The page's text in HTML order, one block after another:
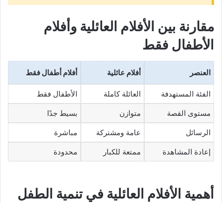
مقارنة بين الأفلام العائلية وأفلام
الأطفال فقط
العنصر أفلام عائلية أفلام أطفال فقط
الفئة المستهدفة العائلة كاملة الأطفال فقط
مستوى القصة متوازن بسيط جدًا
الرسائل عامة ومشتركة مباشرة
إعادة المشاهدة ممتعة للكبار محدودة
أهمية الأفلام العائلية في تنمية الطفل